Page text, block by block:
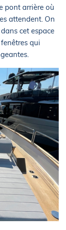
pont arrière où
attendent. On
cet espace
qui